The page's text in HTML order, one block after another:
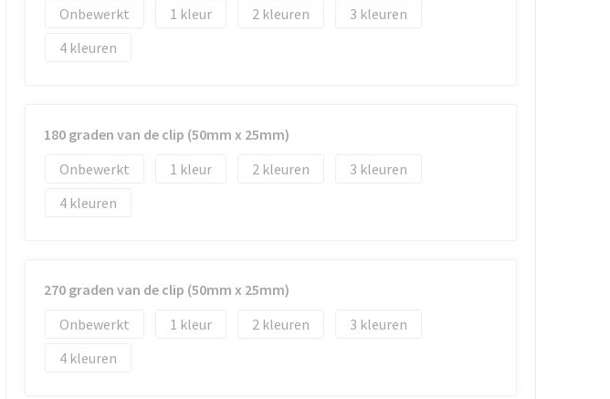
Onbewerkt
1 2
3
4
180 graden van de clip (50mm x 25mm)
Onbewerkt
1 2
3
4
270 graden van de clip (50mm x 25mm)
Onbewerkt
1 2
3
4